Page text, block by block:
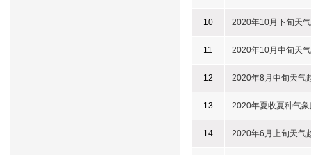
10 2020年10月下旬天
11 2020年10月中旬天
12 2020年8月中旬天气
13 2020年夏收夏种气
14 2020年6月上旬天气